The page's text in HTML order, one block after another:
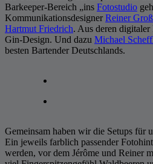
Barkeeper-Bereich „ins Fotostudio
Kommunikationsdesigner Reiner
Hartmut Friedrich. Aus deren digitaler
Gin-Design. Und dazu Michael
besten Bartender Deutschlands.
Gemeinsam haben wir die Setups für
Ein jeweils farblich passender
werden, vor dem Jérôme und Reiner